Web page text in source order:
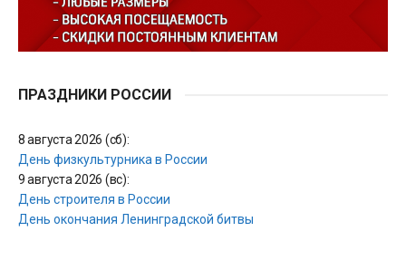
ПРАЗДНИКИ РОССИИ
8 августа 2026 (сб):
День физкультурника в России
9 августа 2026 (вс):
День строителя в России
День окончания Ленинградской битвы